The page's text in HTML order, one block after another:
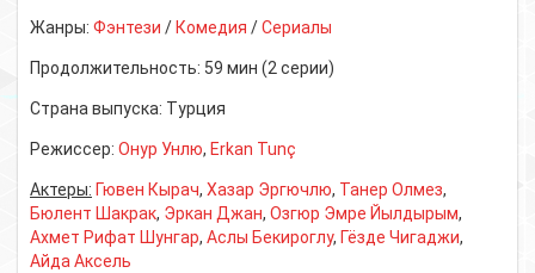
Жанры: Фэнтези / Комедия /Сериалы
Продолжительность: 59 мин (2 серии)
Страна выпуска: Турция
Режиссер: Онур Унлю, Erkan Tunç
Актеры: Гювен Кырач, Хазар Эргючлю, Танер Олмез,
Бюлент Шакрак, Эркан Джан, Озгюр Эмре Йылдырым,
Ахмет Рифат Шунгар, Аслы Бекироглу, Гёзде Чигаджи,
Айда Аксель